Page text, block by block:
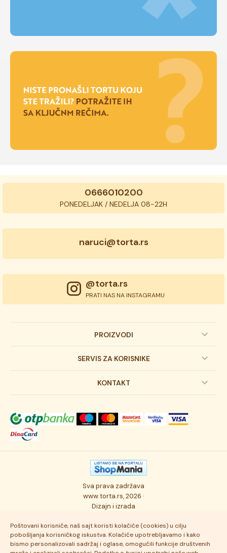
Poštovani korisniče, naš sajt koristi kolačiće (cookies) u cilju
pobošljanja korisničkog iskustva. Kolačiće upotrebljavamo i kako
bismo personalizovali sadržaj i oglase, omogućili funkcije društvenih
0666010200
PONEDELJAK / NEDELJA 08-22H
naruci@torta.rs
@torta.rs
PRATI NAS NA INSTAGRAMU
PROIZVODI
Dečije torte
Svadbene torte
Torta klasici
Osmisli tortu
Ukusi torti
SERVIS ZA KORISNIKE
Prijava na newsletter
Dostava robe
Autorska prava
Politika privatnosti
Najčešće postavljana pitanja
KONTAKT
Novosti
Posao
Kontakt
Sva prava zadržava
www.torta.rs, 2026 ·
Dizajn i izrada